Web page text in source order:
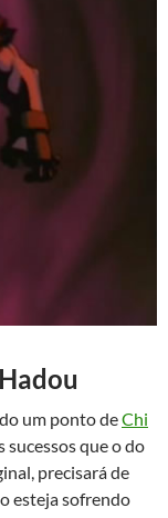
um ponto deChi
que o do
precisará de
esteja sofrendo